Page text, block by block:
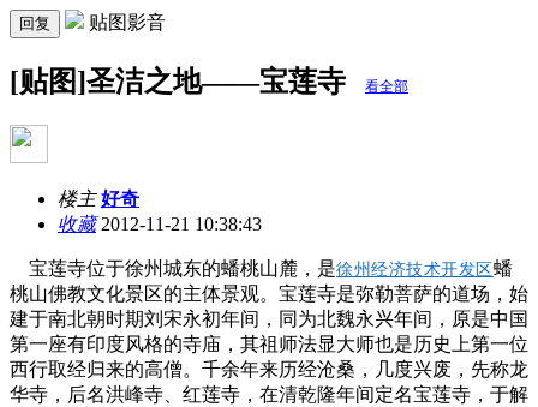
回复 贴图影音
[贴图]圣洁之地——宝莲寺 看全部
楼主 好奇
收藏2012-11-21 10:38:43
宝莲寺位于徐州城东的蟠桃山麓，是徐州经济技术开发区蟠
桃山佛教文化景区的主体景观。宝莲寺是弥勒菩萨的道场，始
建于南北朝时期刘宋永初年间，同为北魏永兴年间，原是中国
第一座有印度风格的寺庙，其祖师法显大师也是历史上第一位
西行取经归来的高僧。千余年来历经沧桑，几度兴废，先称龙
华寺，后名洪峰寺、红莲寺，在清乾隆年间定名宝莲寺，于解